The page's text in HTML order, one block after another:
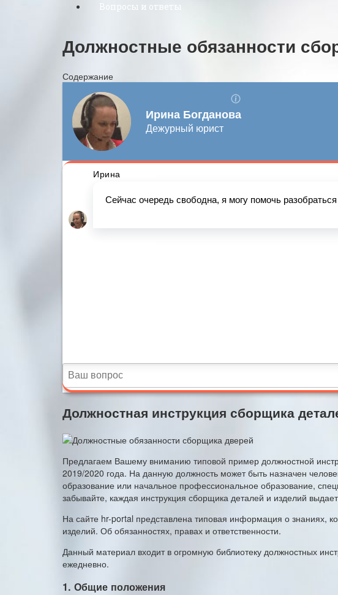
Вопросы и ответы
Должностные обязанности
Содержание
Должностная инструкция сборщика
Предлагаем Вашему вниманию типовой пример должностной
2019/2020 года. На данную должность может быть назначен
образование или начальное профессиональное образование,
забывайте, каждая инструкция сборщика деталей и изделий
На сайте hr-portal представлена типовая информация о знаниях,
изделий. Об обязанностях, правах и ответственности.
Данный материал входит в огромную библиотеку должностных
ежедневно.
1. Общие положения